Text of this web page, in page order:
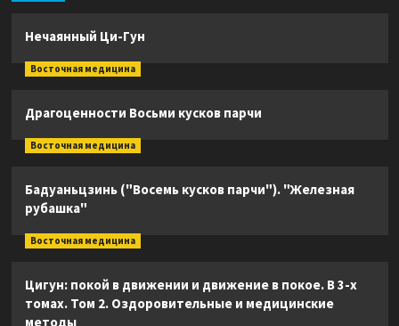
Нечаянный Ци-Гун
Восточная медицина
Драгоценности Восьми кусков парчи
Восточная медицина
Бадуаньцзинь ("Восемь кусков парчи"). "Железная
рубашка"
Восточная медицина
Цигун: покой в движении и движение в покое. В 3-х
томах. Том 2. Оздоровительные и медицинские
методы